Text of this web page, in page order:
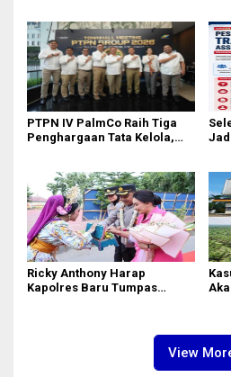
PTPN IV PalmCo Raih Tiga
Penghargaan Tata Kelola,
Ricky Anthony Harap
Kapolres Baru Tumpas
View